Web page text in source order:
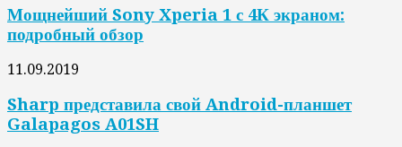
Мощнейший Sony Xperia 1 с 4К экраном:
подробный обзор
11.09.2019
Sharp представила свой Android-планшет
Galapagos A01SH